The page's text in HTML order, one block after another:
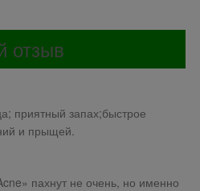
отзыв
приятный запах;быстрое
и прыщей.
пахнут не очень, но именно